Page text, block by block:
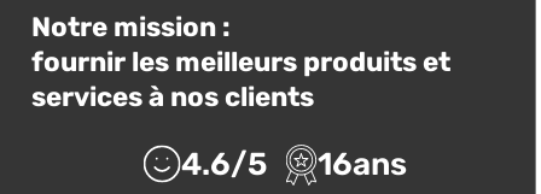
Notre mission :
fournir les meilleurs produits et
services à nos clients
4.6/5 16ans